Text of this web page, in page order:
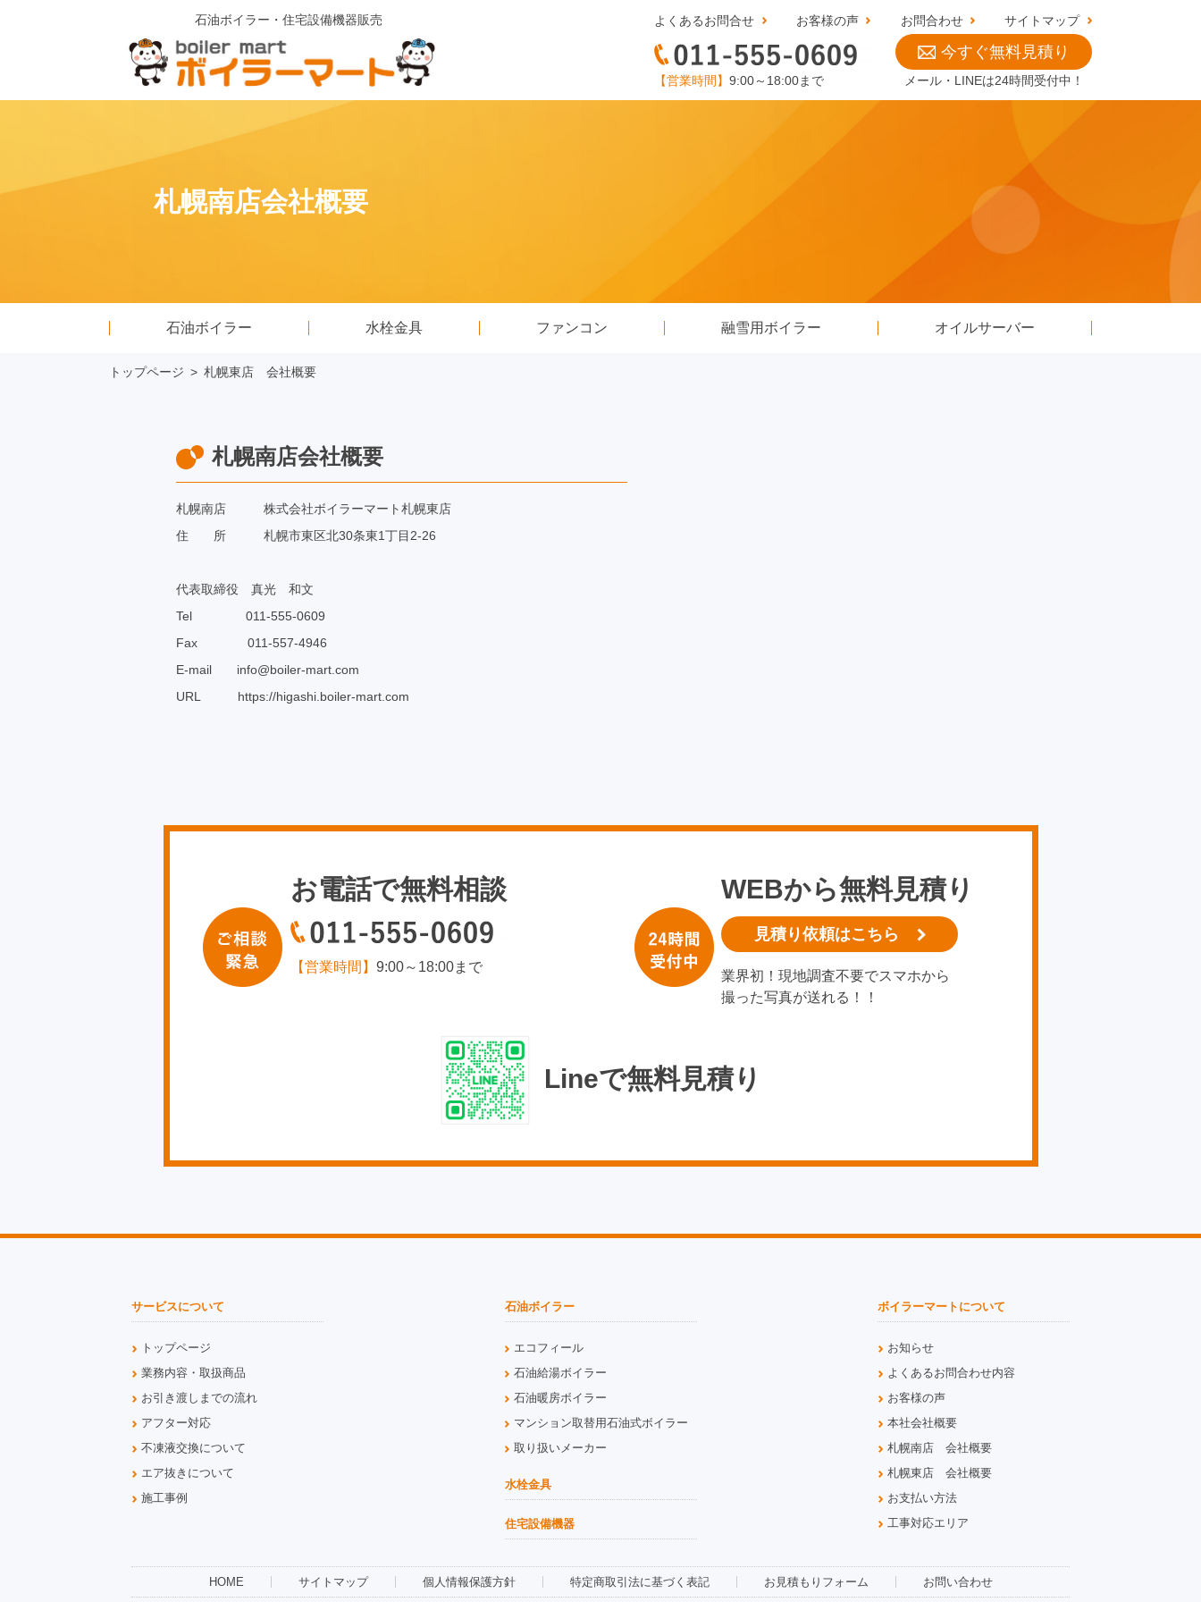
石油ボイラー・住宅設備機器販売 よくあるお問合せ お客様の声 お問合わせ サイトマップ
【営業時間】 9:00～18:00まで
今すぐ無料見積り
メール・LINEは24時間受付中！
札幌南店会社概要
石油ボイラー 水栓金具 ファンコン 融雪用ボイラー オイルサーバー
トップページ > 札幌東店 会社概要
札幌南店会社概要
札幌南店 株式会社ボイラーマート札幌東店
住 所 札幌市東区北30条東1丁目2-26
代表取締役 真光 和文
Tel 011-555-0609
Fax 011-557-4946
E-mail info@boiler-mart.com
URL https://higashi.boiler-mart.com
お電話で無料相談
【営業時間】 9:00～18:00まで
WEBから無料見積り
見積り依頼はこちら
業界初！現地調査不要でスマホから
撮った写真が送れる！！
Lineで無料見積り
サービスについて
トップページ
業務内容・取扱商品
お引き渡しまでの流れ
アフター対応
不凍液交換について
エア抜きについて
施工事例
石油ボイラー
エコフィール
石油給湯ボイラー
石油暖房ボイラー
マンション取替用石油式ボイラー
取り扱いメーカー
水栓金具
住宅設備機器
ボイラーマートについて
お知らせ
よくあるお問合わせ内容
お客様の声
本社会社概要
札幌南店 会社概要
札幌東店 会社概要
お支払い方法
工事対応エリア
HOME サイトマップ 個人情報保護方針 特定商取引法に基づく表記 お見積もりフォーム お問い合わせ